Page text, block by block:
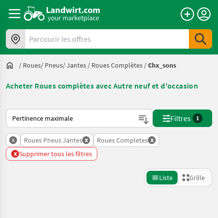
Parcourir les offres
/ Roues/ Pneus/ Jantes / Roues Complètes /Chx_sons
Acheter Roues complètes avec Autre neuf et d'occasion
Voici comment les annonces sont triées sur Landwirt.com
Filtres 1
x Roues Pneus Jantes x Roues Completes x
x Supprimer tous les filtres
Liste Grille